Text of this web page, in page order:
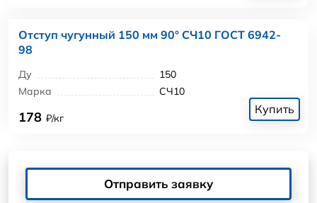
Отступ чугунный 150 мм 90° СЧ10 ГОСТ 6942-
98
Ду
150
Марка
СЧ10
178 ₽/кг
Купить
Отправить заявку